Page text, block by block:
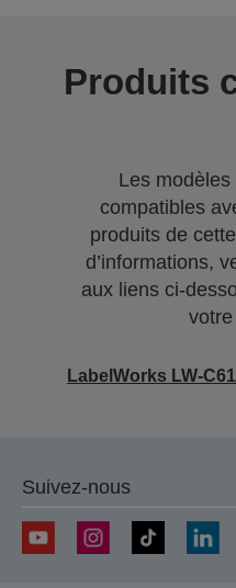
Produits
Les
compatibles
produits de
d’informations,
aux liens ci-
LabelWorks LW-
Suivez-nous